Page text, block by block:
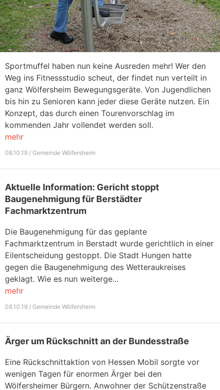
Sportmuffel haben nun keine Ausreden mehr! Wer den
Weg ins Fitnessstudio scheut, der findet nun verteilt in
ganz Wölfersheim Bewegungsgeräte. Von Jugendlichen
bis hin zu Senioren kann jeder diese Geräte nutzen. Ein
Konzept, das durch einen Tourenvorschlag im
kommenden Jahr vollendet werden soll.
mehr
08.10.19 / Gemeinde Wölfersheim
Aktuelle Information: Gericht stoppt
Baugenehmigung für Berstädter
Fachmarktzentrum
Die Baugenehmigung für das geplante
Fachmarktzentrum in Berstadt wurde gerichtlich in einer
Eilentscheidung gestoppt. Die Stadt Hungen hatte
gegen die Baugenehmigung des Wetteraukreises
geklagt. Wie es nun weiterge...
mehr
08.10.19 / Gemeinde Wölfersheim
Ärger um Rückschnitt an der Bundesstraße
Eine Rückschnittaktion von Hessen Mobil sorgte vor
wenigen Tagen für enormen Ärger bei den
Wölfersheimer Bürgern. Anwohner der Schützenstraße